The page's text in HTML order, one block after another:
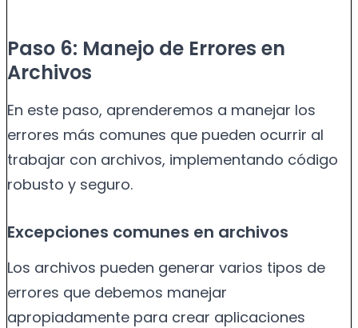
Paso 6: Manejo de Errores en
Archivos
En este paso, aprenderemos a manejar los
errores más comunes que pueden ocurrir al
trabajar con archivos, implementando código
robusto y seguro.
Excepciones comunes en archivos
Los archivos pueden generar varios tipos de
errores que debemos manejar
apropiadamente para crear aplicaciones